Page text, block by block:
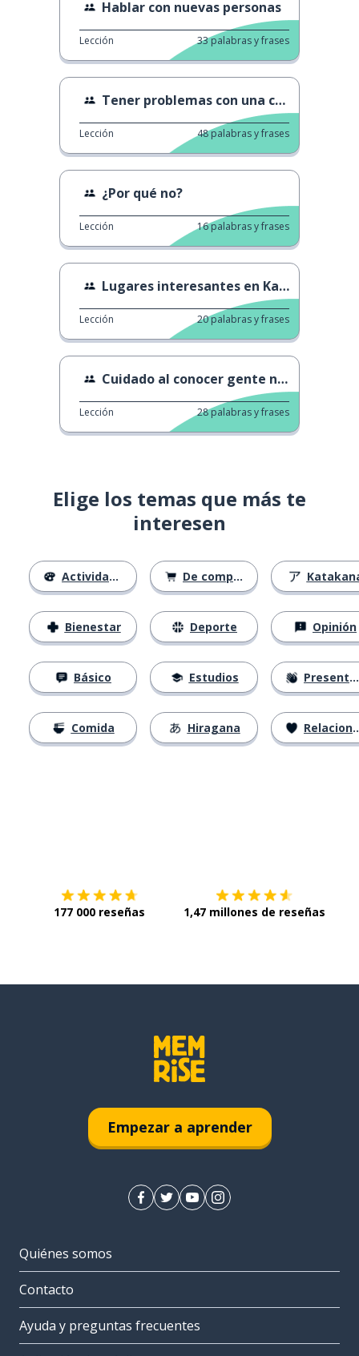
Hablar con nuevas personas
Lección 33palabras y frases
Tener problemas con una conversación
Lección 48palabras y frases
¿Por qué no?
Lección 16palabras y frases
Lugares interesantes en Kanto
Lección 20palabras y frases
Cuidado al conocer gente nueva
Lección 28palabras y frases
Elige los temas que más te
interesen
Actividades
Bienestar
Básico
Comida
De compras
Deporte
Estudios
Hiragana
Opinión
Presentación
Relaciones
177 000 reseñas 1,47 millones de reseñas
Empezar a aprender
Quiénes somos
Contacto
Ayuda y preguntas frecuentes